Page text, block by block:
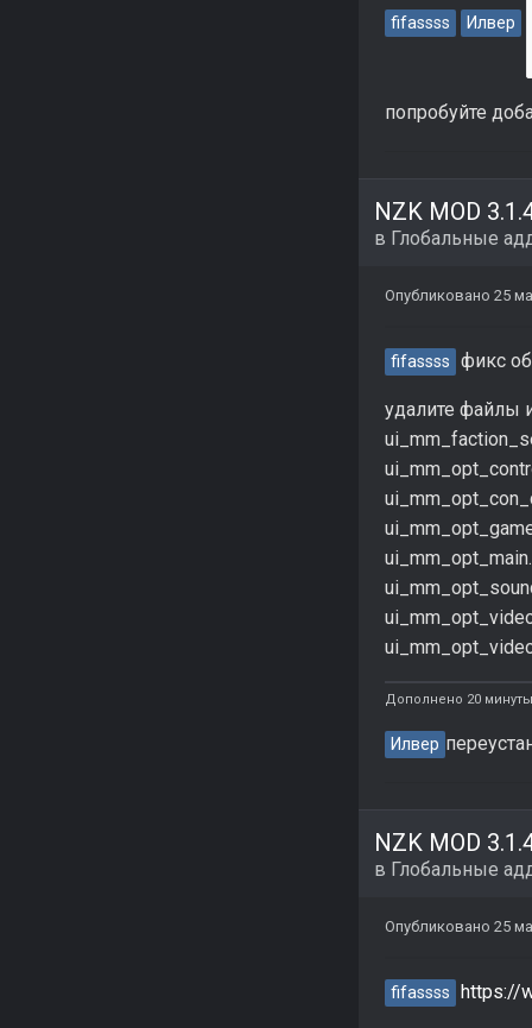
fifassss Илвер
попробуйте
в Глобальные
Опубликовано 25
fifassss фикс
удалите файлы
Дополнено 20
Илвер
в Глобальные
Опубликовано 25
fifassss https://